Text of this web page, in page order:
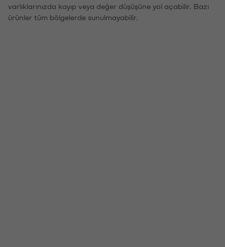
varlıklarınızda kayıp veya değer düşüşüne yol açabilir. Bazı
ürünler tüm bölgelerde sunulmayabilir.